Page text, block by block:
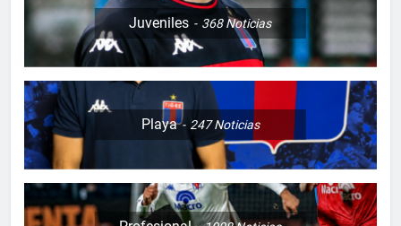
Juveniles 368Noticias
Playa 247Noticias